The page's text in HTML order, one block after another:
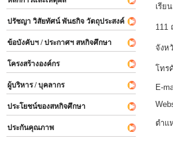
ปรัชญา วิสัยทัศน์ พันธกิจ วัตถุประสงค์
ข้อบังคับฯ / ประกาศฯ สหกิจศึกษา
โครงสร้างองค์กร
ผู้บริหาร / บุคลากร
ประโยชน์ของสหกิจศึกษา
ประกันคุณภาพ
เรีย
111
จังห
โทร
E-
ตำแ